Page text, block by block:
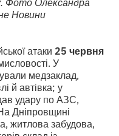
Новини
атаки 25 червня
У
медзаклад,
й автівка; у
удару по АЗС,
Дніпровщині
житлова забудова,